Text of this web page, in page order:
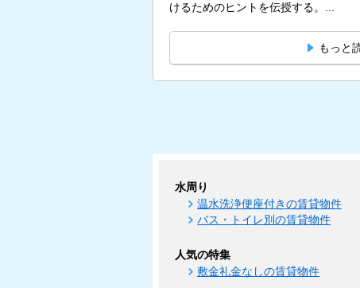
けるためのヒントを伝授する。...
もっと
水周り
温水洗浄便座付きの賃貸物件
バス・トイレ別の賃貸物件
人気の特集
敷金礼金なしの賃貸物件